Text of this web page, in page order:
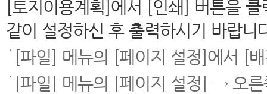
[토지이용계획]에서 [인쇄] 버튼을
같이 설정하신 후 출력하시기 바랍니
[파일] 메뉴의 [페이지 설정]에서 [
[파일] 메뉴의 [페이지 설정] → 오